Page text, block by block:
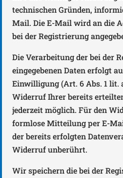
technischen Gründen,
Mail. Die E-Mail wird an die
bei der Registrierung
Die Verarbeitung der bei der
eingegebenen Daten erfolgt
Einwilligung (Art. 6 Abs. 1 lit.
Widerruf Ihrer bereits
jederzeit möglich. Für den
formlose Mitteilung per E-
der bereits erfolgten
Widerruf unberührt.
Wir speichern die bei der